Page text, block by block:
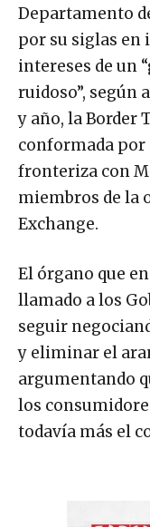
Departamento
por su siglas en
intereses de un
ruidoso”, según
y año, la Border
conformada
fronteriza con
miembros de la
Exchange.
El órgano que
llamado a los
seguir
y eliminar el
argumentando
los
todavía más el